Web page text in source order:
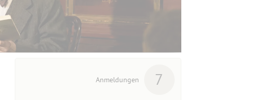
Anmeldungen 7